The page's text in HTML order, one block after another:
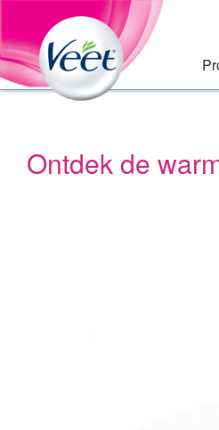
Primary
Navigation,
Main
Content
Huis
Main
Navigation
Ontdek de